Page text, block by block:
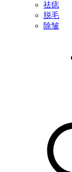
祛痣
脱毛
除皱